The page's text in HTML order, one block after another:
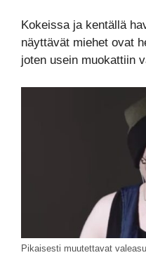
Kokeissa ja kentällä
näyttävät miehet ovat
joten usein muokattiin
Pikaisesti muutettavat